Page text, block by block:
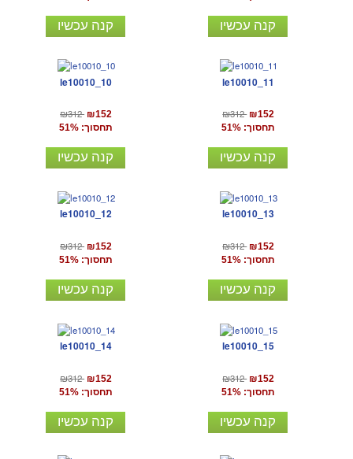
קנה עכשיו קנה עכשיו
le10010_10
₪312 ₪152
תחסוך: 51%
קנה עכשיו
le10010_11
₪312 ₪152
תחסוך: 51%
קנה עכשיו
le10010_12
₪312 ₪152
תחסוך: 51%
קנה עכשיו
le10010_13
₪312 ₪152
תחסוך: 51%
קנה עכשיו
le10010_14
₪312 ₪152
תחסוך: 51%
קנה עכשיו
le10010_15
₪312 ₪152
תחסוך: 51%
קנה עכשיו